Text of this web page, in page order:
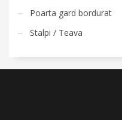
Poarta gard bordurat
Stalpi / Teava